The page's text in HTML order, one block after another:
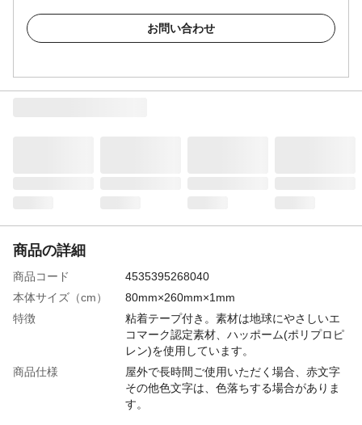
お問い合わせ
商品の詳細
商品コード
4535395268040
本体サイズ（cm）
80mm×260mm×1mm
特徴
粘着テープ付き。素材は地球にやさしいエ
コマーク認定素材、ハッポーム(ポリプロピ
レン)を使用しています。
商品仕様
屋外で長時間ご使用いただく場合、赤文字
その他色文字は、色落ちする場合がありま
す。